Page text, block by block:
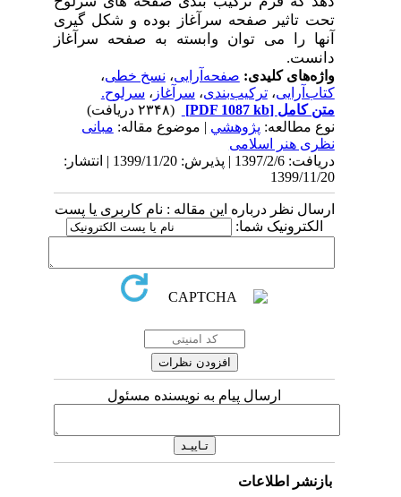
تحت تاثیر صفحه سرآغاز بوده و شکل گیری
آنها را می توان وابسته به صفحه سرآغاز
واژه‌های کلیدی:صفحه‌آرایی،نسخ خطی،
کتاب‌آرایی،ترکیب‌بندی،سرآغاز، سرلوح.
متن کامل[PDF 1087 kb]
(۲۳۴۸ دریافت)
نوع مطالعه: پژوهشي | موضوع مقاله:مبانی
نظری هنر اسلامی
دریافت: 1397/2/6 | پذیرش: 1399/11/20 | انتشار:
1399/11/20
ارسال نظر درباره این مقاله : نام کاربری یا پست
الکترونیک شما:
ارسال پیام به نویسنده مسئول
بازنشر اطلاعات